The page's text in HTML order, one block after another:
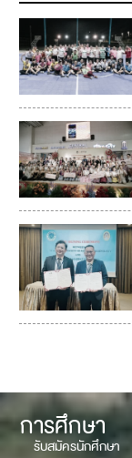
การศึกษา
รับสมัครนักศึกษา